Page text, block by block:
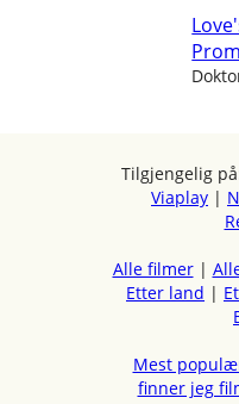
Tilgjengelig
Viaplay |
Alle filmer|
Etter land |
Mest
finner jeg